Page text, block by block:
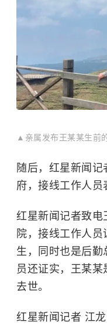
▲亲属发布王某某生前
随后，红星新闻
府，接线工作人员
红星新闻记者致电
院，接线工作人
生，同时也是后勤
员还证实，王某
去世。
红星新闻记者 江龙